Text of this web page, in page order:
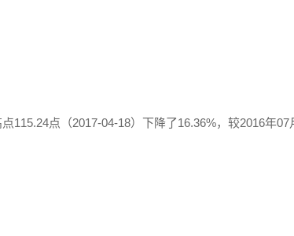
115.24点（2017-04-18）下降了16.36%，较2016年07